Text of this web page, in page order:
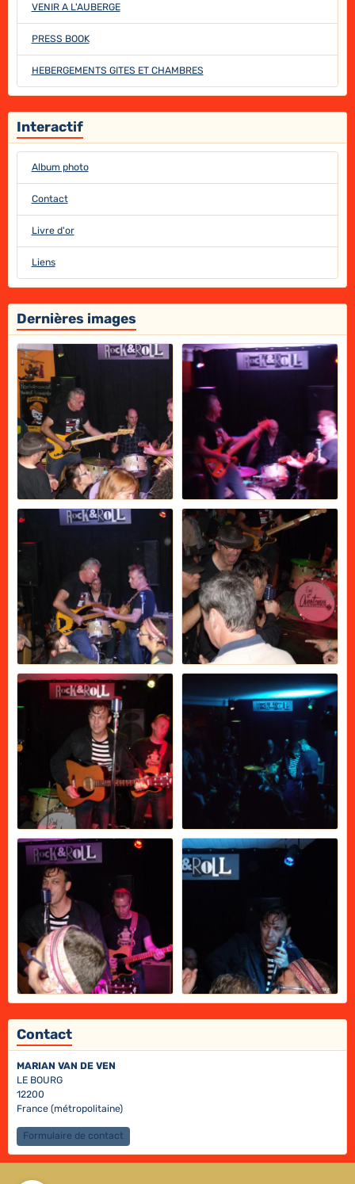
VENIR A L'AUBERGE
PRESS BOOK
HEBERGEMENTS GITES ET CHAMBRES
Interactif
Album photo
Contact
Livre d'or
Liens
Dernières images
Contact
MARIAN VAN DE VEN
LE BOURG
12200
France (métropolitaine)
Formulaire de contact